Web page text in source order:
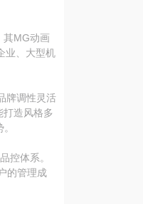
其MG动画
业、大型机
牌调性灵活
造风格多
控体系。
的管理成